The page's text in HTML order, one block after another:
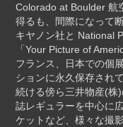
Colorado at Boulder 航
得るも、間際になって
キヤノン社と National
「Your Picture of
フランス、日本での個
ションに永久保存され
続ける傍ら三井物産(株
誌レギュラーを中心に
ケットなど、様々な撮